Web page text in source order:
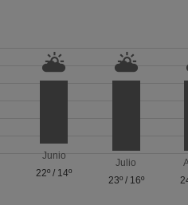
Junio
22º / 14º
Julio
23º/ 16º